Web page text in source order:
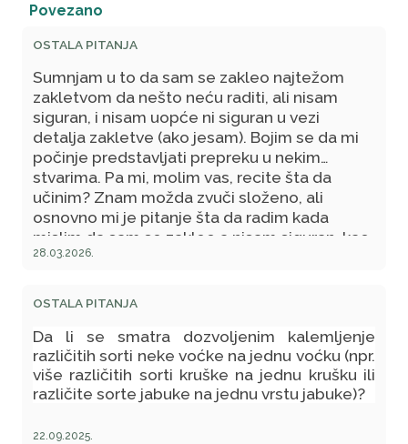
Povezano
OSTALA PITANJA
Sumnjam u to da sam se zakleo najtežom
zakletvom da nešto neću raditi, ali nisam
siguran, i nisam uopće ni siguran u vezi
detalja zakletve (ako jesam). Bojim se da mi
počinje predstavljati prepreku u nekim
stvarima. Pa mi, molim vas, recite šta da
učinim? Znam možda zvuči složeno, ali
osnovno mi je pitanje šta da radim kada
mislim da sam se zakleo a nisam siguran, kao
ni u konkretno šta, iako imam generalnu
znam sam donijeti odluku šta je tu ispravno, a
P.S. Zanima me, također, da li se vodi kao
zakletva citiranje određene zakletve, u druge
svrhe, bez nijeta da se zaista položi? U stilu
"da li bih ja mogao reći "...." da je to istina?"
28.03.2026.
OSTALA PITANJA
Da li se smatra dozvoljenim kalemljenje
različitih sorti neke voćke na jednu voćku (npr.
više različitih sorti kruške na jednu krušku ili
različite sorte jabuke na jednu vrstu jabuke)?
22.09.2025.